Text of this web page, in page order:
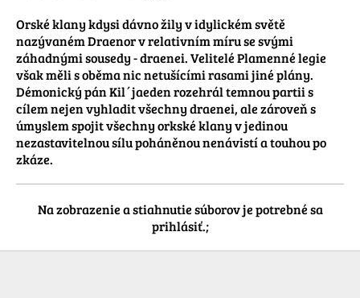
Orské klany kdysi dávno žily v idylickém světě
nazývaném Draenor v relativním míru se svými
záhadnými sousedy - draenei. Velitelé Plamenné legie
však měli s oběma nic netušícími rasami jiné plány.
Démonický pán Kil´jaeden rozehrál temnou partii s
cílem nejen vyhladit všechny draenei, ale zároveň s
úmyslem spojit všechny orkské klany v jedinou
nezastavitelnou sílu poháněnou nenávistí a touhou po
zkáze.
Na zobrazenie a stiahnutie súborov je potrebné sa
prihlásiť.;